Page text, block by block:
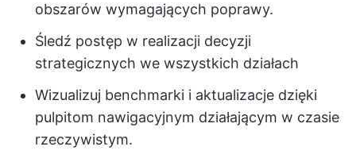
obszarów wymagających poprawy.
Śledź postęp w realizacji decyzji
strategicznych we wszystkich działach
Wizualizuj benchmarki i aktualizacje dzięki
pulpitom nawigacyjnym działającym w czasie
rzeczywistym.